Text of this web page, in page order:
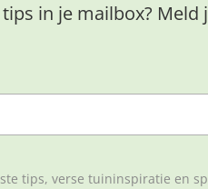
in je mailbox? Meld
tips, verse tuininspiratie en